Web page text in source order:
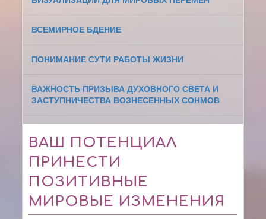
ВСЕМИРНОЕ БДЕНИЕ
ПОНИМАНИЕ СУТИ РАБОТЫ ЖИЗНИ
ВАЖНОСТЬ ПРИЗЫВА ДУХОВНОГО СВЕТА И
ЗАСТУПНИЧЕСТВА ВОЗНЕСЕННЫХ СОНМОВ
ВАШ ПОТЕНЦИАЛ
ПРИНЕСТИ
ПОЗИТИВНЫЕ
МИРОВЫЕ ИЗМЕНЕНИЯ